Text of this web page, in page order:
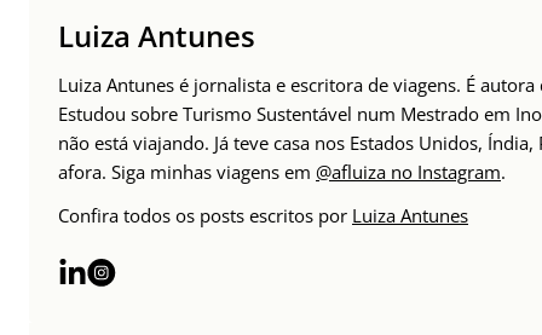
Luiza Antunes
Luiza Antunes é jornalista e escritora de viagens. É
Estudou sobre Turismo Sustentável num Mestrado em
não está viajando. Já teve casa nos Estados Unidos,
afora. Siga minhas viagens em @afluiza no Instagram.
Confira todos os posts escritos por Luiza Antunes